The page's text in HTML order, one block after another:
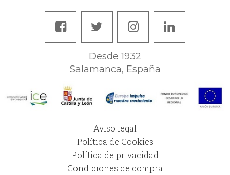
Desde 1932
Salamanca, España
Aviso legal
Política de Cookies
Política de privacidad
Condiciones de compra